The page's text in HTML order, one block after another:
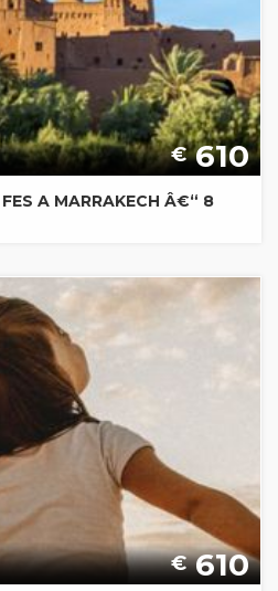
€ 610
A MARRAKECH Â€“ 8
€ 610